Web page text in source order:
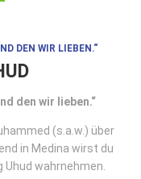
DEN WIR LIEBEN.“
den wir lieben.“
(s.a.w.) über
in Medina wirst du
Uhud wahrnehmen.